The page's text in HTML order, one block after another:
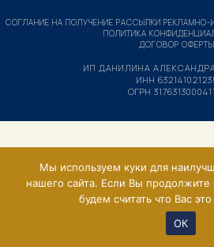
ИП ДАНИЛИНА
ИНН
ОГРН
СОГЛАНИЕ НА ПОЛУЧЕНИЕ РАССЫЛКИ
ПОЛИТИКА
ДОГОВОР ОФЕРТЫ
Мы используем куки для
нашего сайта. Если Вы продолжите
будем считать что Вас
ОК